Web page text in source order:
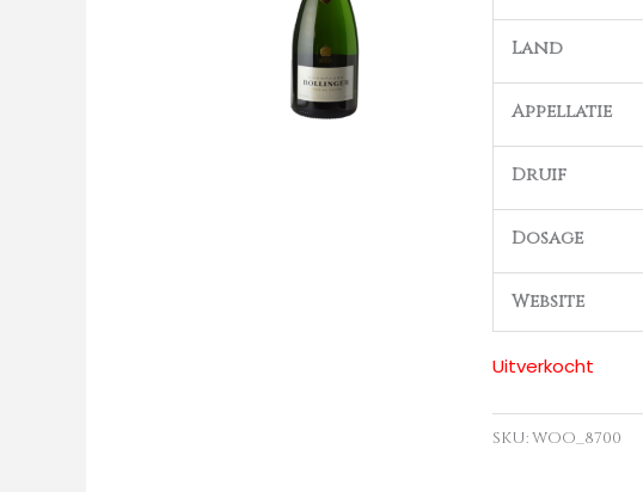
Land
Appellatie
Druif
Dosage
Website
Uitverkocht
SKU:WOO_8700